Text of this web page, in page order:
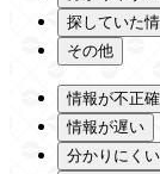
探していた
その他
情報が不正確
情報が遅い
分かりにくい